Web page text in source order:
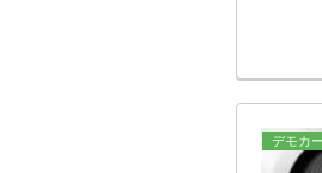
デモカ